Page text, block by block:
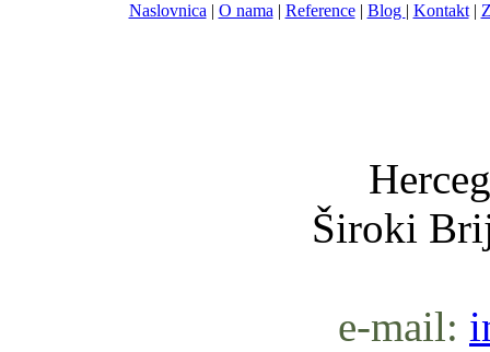
Naslovnica | O nama | Reference| Blog | Kontakt|
Široki
e-mail: